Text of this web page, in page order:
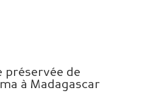
préservée de
à Madagascar